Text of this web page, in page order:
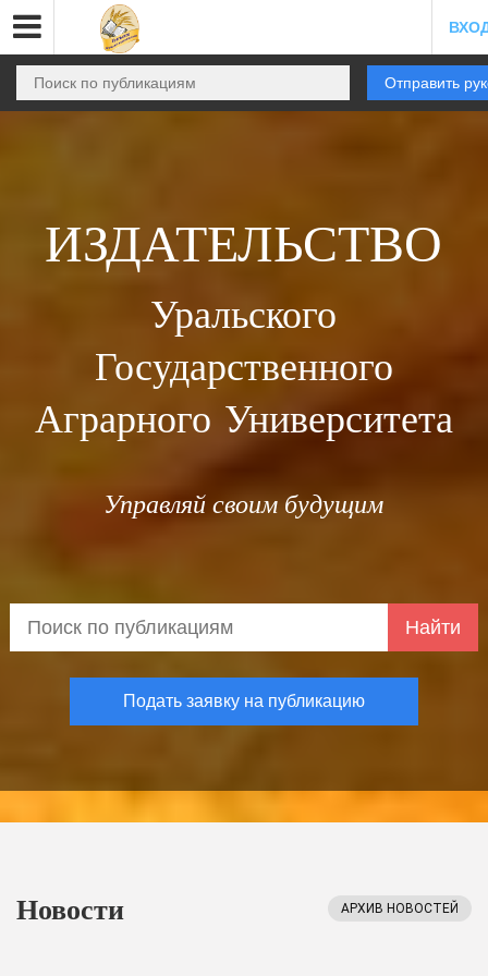
Отправить
ИЗДАТЕЛЬСТВО
Уральского
Государственного
Аграрного Университета
Управляй своим будущим
Найти
Подать заявку на публикацию
Новости АРХИВ НОВОСТЕЙ